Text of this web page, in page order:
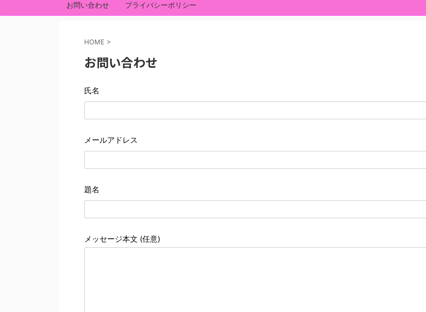
お問い合わせ プライバシーポリシー
HOME >
お問い合わせ
氏名
メールアドレス
題名
メッセージ本文 (任意)